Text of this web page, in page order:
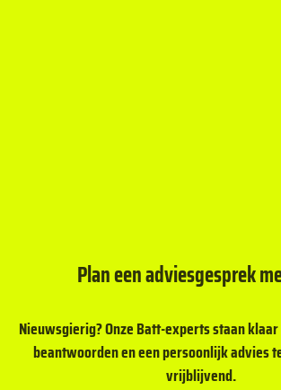
Plan een adviesgesprek
Nieuwsgierig? Onze Batt-experts staan
beantwoorden en een persoonlijk advies
vrijblijvend.